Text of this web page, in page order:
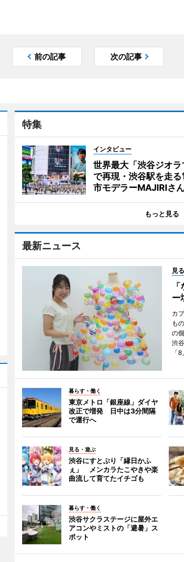
前の記事 次の記事
特集
インタビュー
世界最大「渋谷ジオ
で再現・渋谷駅を走
市モデラーMAJIRIさ
もっと見る
最新ニュース
見
ー
カ
も
の
渋
「
暮らす・働く
東京メトロ「銀座線」ダイヤ
改正で増発 日中は3分間隔
で運行へ
見る・遊ぶ
渋谷にすとぷり「縁日かふ
ぇ」 メンカラたこやきや楽
曲流して育てたイチゴも
暮らす・働く
渋谷サクラステージに屋外エ
アコンやミストの「避暑」ス
ポット